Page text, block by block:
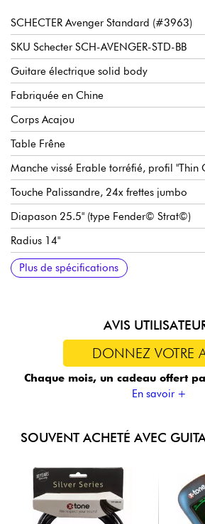
SCHECTER Avenger Standard (#3963)
SKU Schecter SCH-AVENGER-STD-BB
Guitare électrique solid body
Fabriquée en Chine
Corps Acajou
Table Frêne
Manche vissé Erable torréfié, profil "Thin
Touche Palissandre, 24x frettes jumbo
Diapason 25.5" (type Fender© Strat©)
Radius 14"
Largeur manche 1e frette 1.653" (42 mm)
Epaisseur manche 1e frette .787"
Epaisseur manche 12e frette .866"
Micros double-bobinage Schecter
Volume
Tone
Sélecteur micros 3x positions
Chevalet Schecter Tune-O-Matic
Cordier Schecter Stop Tailpiece
Mécaniques Schecter Standard
Finition corps brillant
Finition manche satin
Plus de spécifications
AVIS
DONNEZ VOTRE
Chaque mois, un cadeau offert
En savoir +
SOUVENT ACHETÉ AVEC